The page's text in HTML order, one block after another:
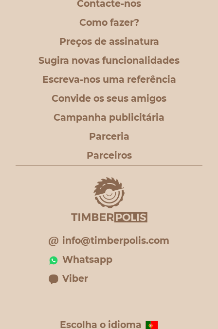
Contacte-nos
Como fazer?
Preços de assinatura
Sugira novas funcionalidades
Escreva-nos uma referência
Convide os seus amigos
Campanha publicitária
Parceria
Parceiros
info@timberpolis.com
Whatsapp
Viber
Escolha o idioma